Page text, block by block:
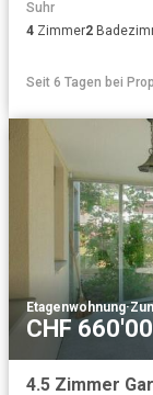
Suhr
4 Zimmer2
Seit 6 Tagen bei
Etagenwohnung·
CHF